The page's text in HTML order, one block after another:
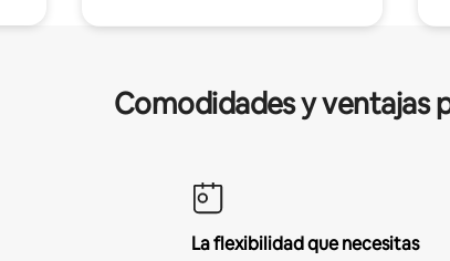
Comodidades y ventajas
La flexibilidad que necesitas